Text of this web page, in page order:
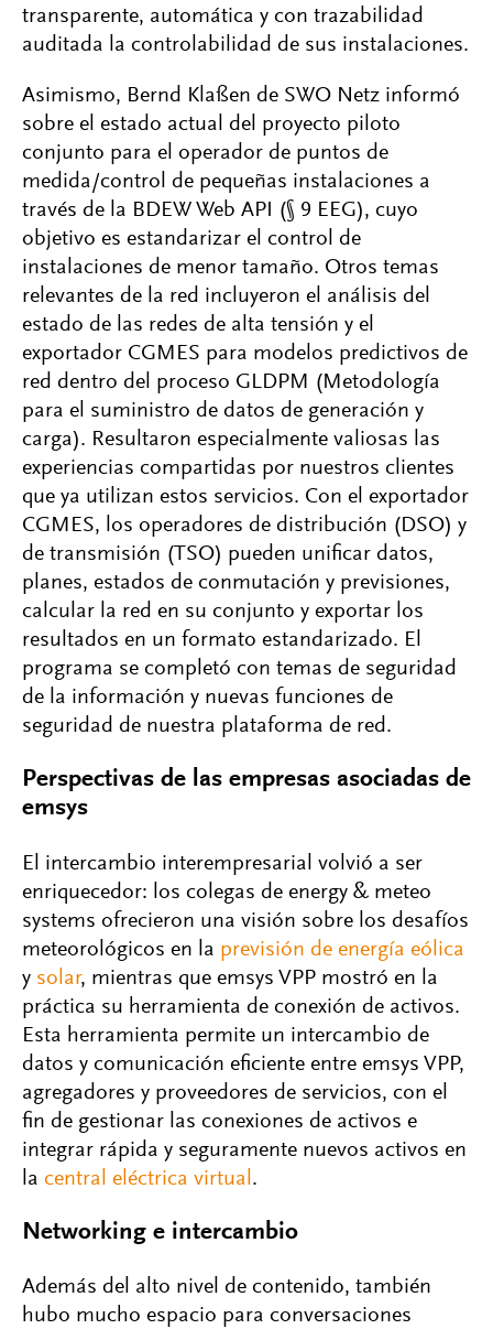
transparente, automática y con trazabilidad
auditada la controlabilidad de sus instalaciones.
Asimismo, Bernd Klaßen de SWO Netz informó
sobre el estado actual del proyecto piloto
conjunto para el operador de puntos de
medida/control de pequeñas instalaciones a
través de la BDEW Web API (§ 9 EEG), cuyo
objetivo es estandarizar el control de
instalaciones de menor tamaño. Otros temas
relevantes de la red incluyeron el análisis del
estado de las redes de alta tensión y el
exportador CGMES para modelos predictivos de
red dentro del proceso GLDPM (Metodología
para el suministro de datos de generación y
carga). Resultaron especialmente valiosas las
experiencias compartidas por nuestros clientes
que ya utilizan estos servicios. Con el exportador
CGMES, los operadores de distribución (DSO) y
de transmisión (TSO) pueden unificar datos,
planes, estados de conmutación y previsiones,
calcular la red en su conjunto y exportar los
resultados en un formato estandarizado. El
programa se completó con temas de seguridad
de la información y nuevas funciones de
seguridad de nuestra plataforma de red.
Perspectivas de las empresas asociadas de
emsys
El intercambio interempresarial volvió a ser
enriquecedor: los colegas de energy & meteo
systems ofrecieron una visión sobre los desafíos
meteorológicos en la previsión de energía eólica
y solar, mientras que emsys VPP mostró en la
práctica su herramienta de conexión de activos.
Esta herramienta permite un intercambio de
datos y comunicación eficiente entre emsys VPP,
agregadores y proveedores de servicios, con el
fin de gestionar las conexiones de activos e
integrar rápida y seguramente nuevos activos en
la central eléctrica virtual .
Networking e intercambio
Además del alto nivel de contenido, también
hubo mucho espacio para conversaciones